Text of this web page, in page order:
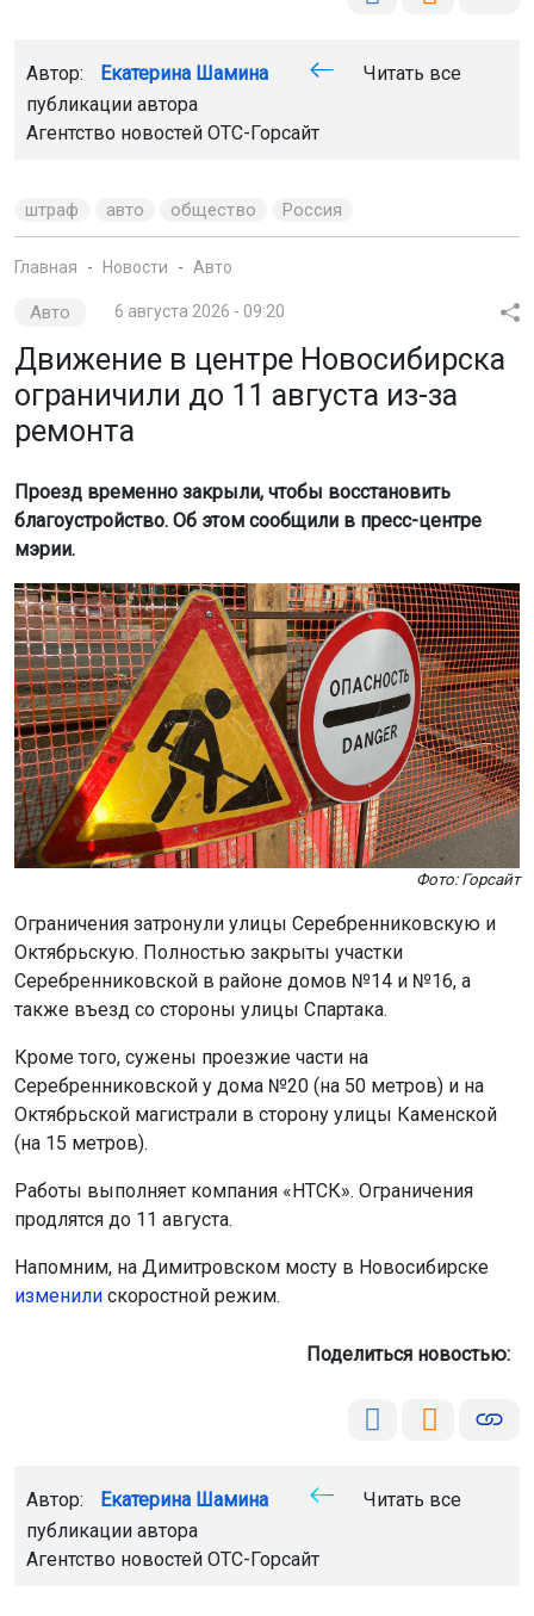
Автор: Екатерина Шамина
Читать все
публикации автора
Агентство новостей ОТС-Горсайт
штраф авто общество Россия
Главная Новости Авто
Авто 6 августа 2026 - 09:20
Движение в центре Новосибирска
ограничили до 11 августа из-за
ремонта
Проезд временно закрыли, чтобы восстановить
благоустройство. Об этом сообщили в пресс-центре
мэрии.
Фото: Горсайт
Ограничения затронули улицы Серебренниковскую и
Октябрьскую. Полностью закрыты участки
Серебренниковской в районе домов №14 и №16, а
также въезд со стороны улицы Спартака.
Кроме того, сужены проезжие части на
Серебренниковской у дома №20 (на 50 метров) и на
Октябрьской магистрали в сторону улицы Каменской
(на 15 метров).
Работы выполняет компания «НТСК». Ограничения
продлятся до 11 августа.
Напомним, на Димитровском мосту в Новосибирске
изменили скоростной режим.
Поделиться новостью:
Автор: Екатерина Шамина
Читать все
публикации автора
Агентство новостей ОТС-Горсайт